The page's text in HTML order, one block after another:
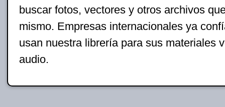
buscar fotos, vectores y otros archivos
mismo. Empresas internacionales ya
usan nuestra librería para sus materiales
audio.